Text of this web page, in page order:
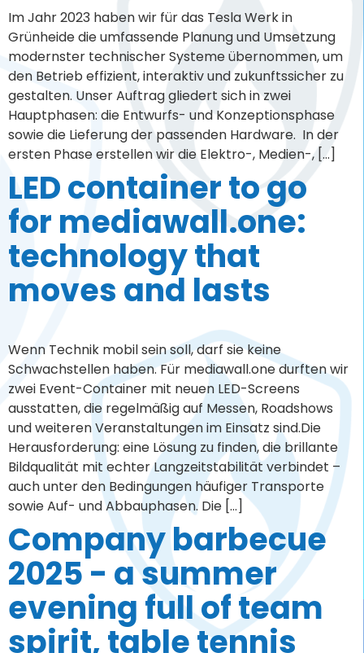
technology that
moves and lasts
Wenn Technik mobil sein soll, darf sie keine
Schwachstellen haben. Für mediawall.one durften wir
zwei Event-Container mit neuen LED-Screens
ausstatten, die regelmäßig auf Messen, Roadshows
und weiteren Veranstaltungen im Einsatz sind.Die
Herausforderung: eine Lösung zu finden, die brillante
Bildqualität mit echter Langzeitstabilität verbindet –
auch unter den Bedingungen häufiger Transporte
sowie Auf- und Abbauphasen. Die […]
Company barbecue
2025 - a summer
evening full of team
spirit, table tennis
and surprises
Was passiert, wenn man einen LED-Screen-Hersteller,
einen Grill, ein paar Tischtennisschläger und ein
Mikrofon zusammenbringt? Richtig: unser
Firmengrillen 2025! 🔥☀️ Am 16. Mai haben wir unser
Team für einen Abend aus dem Büroalltag geholt und
gemeinsam den Sommer eingeläutet. Bei bestem
Wetter wurde wir rundum gut versorgt: mit leckerem
Essen vom Grill, kühlen Getränken und […]